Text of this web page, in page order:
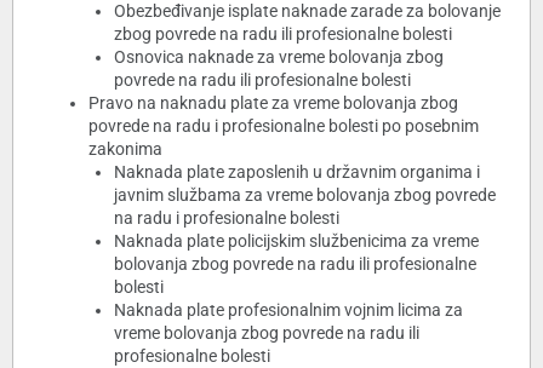
Obezbeđivanje isplate naknade zarade za bolovanje
zbog povrede na radu ili profesionalne bolesti
Osnovica naknade za vreme bolovanja zbog
povrede na radu ili profesionalne bolesti
Pravo na naknadu plate za vreme bolovanja zbog
povrede na radu i profesionalne bolesti po posebnim
zakonima
Naknada plate zaposlenih u državnim organima i
javnim službama za vreme bolovanja zbog povrede
na radu i profesionalne bolesti
Naknada plate policijskim službenicima za vreme
bolovanja zbog povrede na radu ili profesionalne
bolesti
Naknada plate profesionalnim vojnim licima za
vreme bolovanja zbog povrede na radu ili
profesionalne bolesti